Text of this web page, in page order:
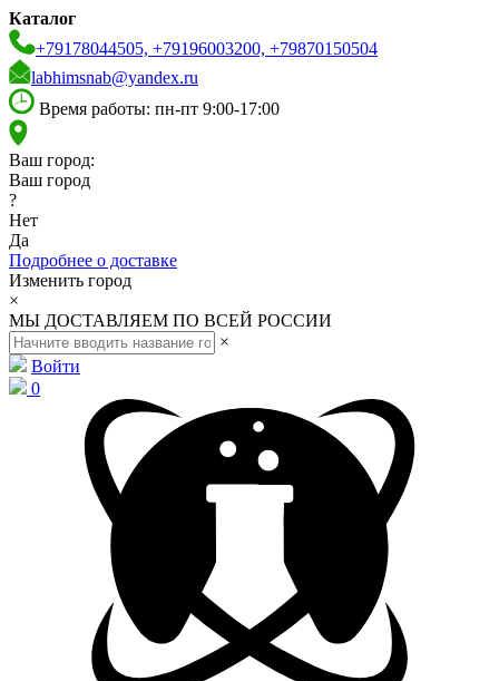
Каталог
+79178044505, +79196003200, +79870150504
labhimsnab@yandex.ru
Время работы: пн-пт 9:00-17:00
Ваш город:
Ваш город
?
Нет
Да
Подробнее о доставке
Изменить город
×
МЫ ДОСТАВЛЯЕМ ПО ВСЕЙ РОССИИ
×
Войти
0